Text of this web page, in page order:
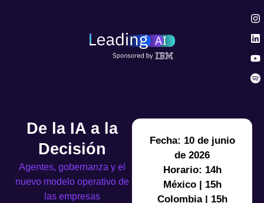
De la IA a la
Decisión
Agentes, gobernanza y el
nuevo modelo operativo de
las empresas
Fecha: 10 de junio
de 2026
Horario: 14h
México | 15h
Colombia | 15h